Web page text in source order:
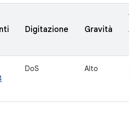
Digitazione Gravità
DoS Alto